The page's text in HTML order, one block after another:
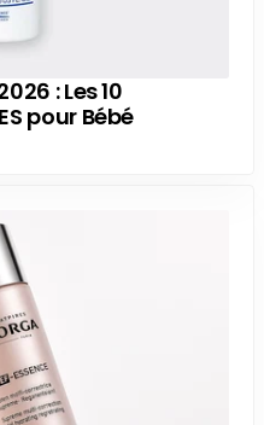
: Les 10
pour Bébé